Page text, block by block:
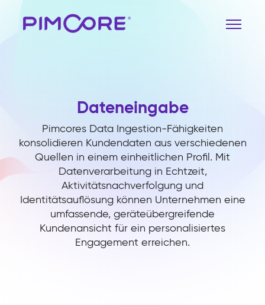
Dateneingabe
Pimcores Data Ingestion-Fähigkeiten
konsolidieren Kundendaten aus verschiedenen
Quellen in einem einheitlichen Profil. Mit
Datenverarbeitung in Echtzeit,
Aktivitätsnachverfolgung und
Identitätsauflösung können Unternehmen eine
umfassende, geräteübergreifende
Kundenansicht für ein personalisiertes
Engagement erreichen.